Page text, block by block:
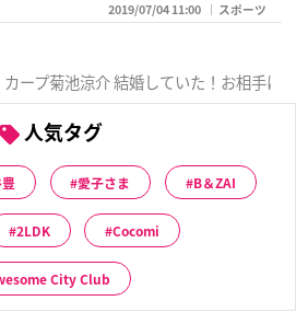
2019/07/04 11:00 スポーツ
カープ菊池涼介 結婚していた！お相手は
人気タグ
愛子さま B＆ZAI
2LDK Cocomi
City Club